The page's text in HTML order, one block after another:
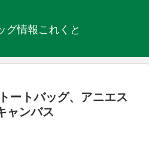
グ情報これくと
ートバッグ、アニエス
ャンバス